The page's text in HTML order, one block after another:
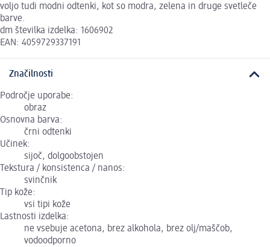
voljo tudi modni odtenki, kot so modra, zelena in druge svetleče
barve.
dm številka izdelka: 1606902
EAN: 4059729337191
Značilnosti
Področje uporabe:
obraz
Osnovna barva:
črni odtenki
Učinek:
sijoč, dolgoobstojen
Tekstura / konsistenca / nanos:
svinčnik
Tip kože:
vsi tipi kože
Lastnosti izdelka:
ne vsebuje acetona, brez alkohola, brez olj/maščob,
vodoodporno